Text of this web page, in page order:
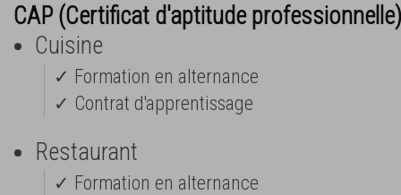
CAP (Certificat d'aptitude professionnelle)
Cuisine
✓ Formation en alternance
✓ Contrat d'apprentissage
Restaurant
✓ Formation en alternance